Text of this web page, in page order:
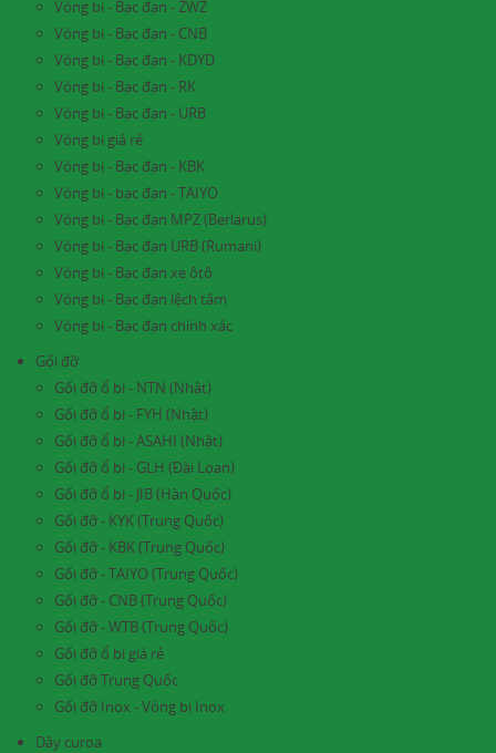
Vòng bi - Bạc đạn - ZWZ
Vòng bi - Bạc đạn - CNB
Vòng bi - Bạc đạn - KDYD
Vòng bi - Bạc đạn - RK
Vòng bi - Bạc đạn - URB
Vòng bi giá rẻ
Vòng bị - Bạc đạn - KBK
Vòng bi - bạc đạn - TAIYO
Vòng bi - Bạc đạn MPZ (Berlarus)
Vòng bi - Bạc đạn URB (Rumani)
Vòng bi - Bạc đạn xe ôtô
Vòng bi - Bạc đạn lệch tâm
Vòng bi - Bạc đạn chính xác
Gối đỡ
Gối đỡ ổ bi - NTN (Nhật)
Gối đỡ ổ bi - FYH (Nhật)
Gối đỡ ổ bi - ASAHI (Nhật)
Gối đỡ ổ bi - GLH (Đài Loan)
Gối đỡ ổ bi - JIB (Hàn Quốc)
Gối đỡ - KYK (Trung Quốc)
Gối đỡ - KBK (Trung Quốc)
Gối đỡ - TAIYO (Trung Quốc)
Gối đỡ - CNB (Trung Quốc)
Gối đỡ - WTB (Trung Quốc)
Gối đỡ ổ bi giá rẻ
Gối đỡ Trung Quốc
Gối đỡ Inox - Vòng bi Inox
Dây curoa